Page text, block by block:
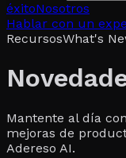
éxitoNosotros
Hablar con un
RecursosWhat's
Mantente al día
mejoras de
Adereso AI.